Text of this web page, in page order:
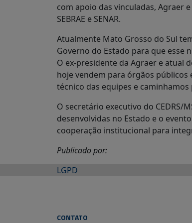
com apoio das vinculadas, Agraer
SEBRAE e SENAR.
Atualmente Mato Grosso do Sul
Governo do Estado para que esse
O ex-presidente da Agraer e atual
hoje vendem para órgãos públicos
técnico das equipes e
O secretário executivo do CEDRS/
desenvolvidas no Estado e o
cooperação institucional para
Publicado por:
LGPD
CONTATO